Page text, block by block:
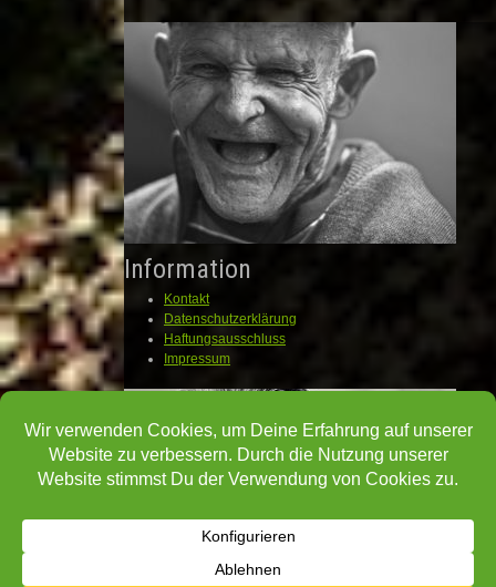
Information
Kontakt
Datenschutzerklärung
Haftungsausschluss
Impressum